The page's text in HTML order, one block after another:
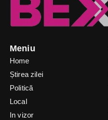
Meniu
Home
Știrea zilei
Politică
Local
In vizor